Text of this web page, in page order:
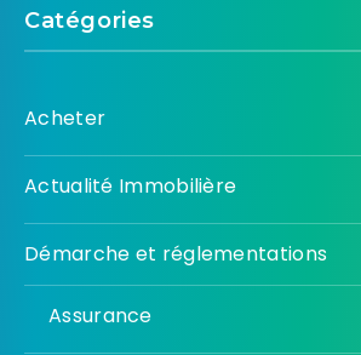
Catégories
Acheter
Actualité Immobilière
Démarche et réglementations
Assurance